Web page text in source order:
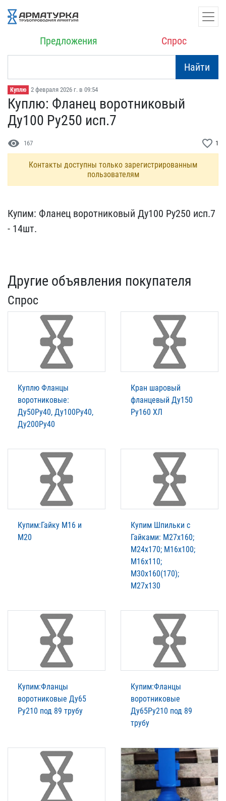
Предложения Спрос
Найти
Куплю 2 февраля 2026 г. в 09:54
Куплю: Фланец воротников​ый
Ду100 Ру250 исп.7
visibility 167 favorite_border 1
Контакты доступны только зарегистрированным
пользователям
Купим: Фланец воротников​ый Ду100 Ру250 исп.7
- 1​4шт.
Другие объявления покупателя
Спрос
Куплю Фланцы
воротниковые:
Ду50Ру40, Ду100Ру40,
Ду200Ру40
Кран шаровый
фланцевый Ду150
Ру160 ХЛ
Купим:Гайку М16 и
М20
Купим Шпильки с
Гайками: М27х160;
М24х170; М16х100;
М16х110;
М30х160(170);
М27х130
Купим:Фланцы
воротниковые Ду65
Ру210 под 89 трубу
Купим:Фланцы
воротниковые
Ду65Ру210 под 89
трубу